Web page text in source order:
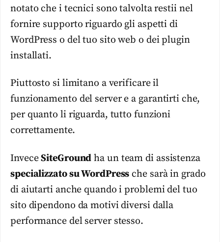
notato che i tecnici sono talvolta restii nel
fornire supporto riguardo gli aspetti di
WordPress o del tuo sito web o dei plugin
installati.
Piuttosto si limitano a verificare il
funzionamento del server e a garantirti che,
per quanto li riguarda, tutto funzioni
correttamente.
InveceSiteGround ha un team di assistenza
specializzato su WordPress che sarà in grado
di aiutarti anche quando i problemi del tuo
sito dipendono da motivi diversi dalla
performance del server stesso.